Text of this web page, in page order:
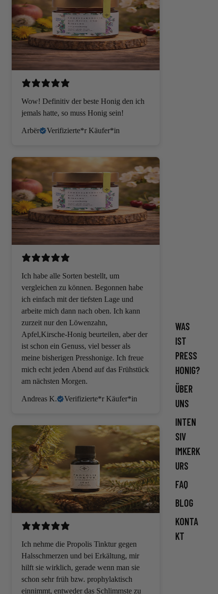
WAS
IST
PRESS
HONIG?
ÜBER
UNS
INTEN
SIV
IMKERK
URS
FAQ
BLOG
KONTA
KT
Wow! Definitiv der beste Honig den ich
jemals hatte, so muss Honig sein!
Arbër Verifizierte*r Käufer*in
Ich habe alle Sorten bestellt, um
vergleichen zu können. Begonnen habe
ich einfach mit der tiefsten Lage und
arbeite mich dann nach oben. Ich kann
zurzeit nur den Löwenzahn,
Apfel,Kirsche-Honig beurteilen, aber der
ist schon ein Genuss, viel besser als
meine bisherigen Presshonige. Ich freue
mich echt jeden Abend auf das Frühstück
am nächsten Morgen.
Andreas K. Verifizierte*r Käufer*in
Ich nehme die Propolis Tinktur gegen
Halsschmerzen und bei Erkältung, mir
hilft sie wirklich, gerade wenn man sie
schon sehr früh bzw. prophylaktisch
einnimmt, entweder das Schlimmste zu